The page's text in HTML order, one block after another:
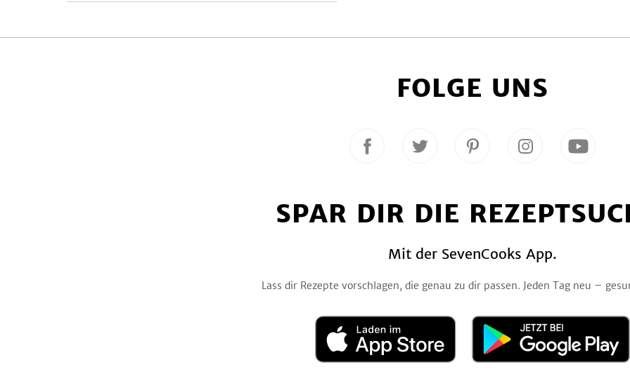
FOLGE UNS
Folge
Facebook
Folge
Twitter
Folge
Pinterest
Folge
Instagram
Folge
YouTube
SPAR DIR DIE
Mit der SevenCooks App.
Lass dir Rezepte vorschlagen, die genau zu dir passen. Jeden Tag neu –
Laden
im
App
Jetzt
Google